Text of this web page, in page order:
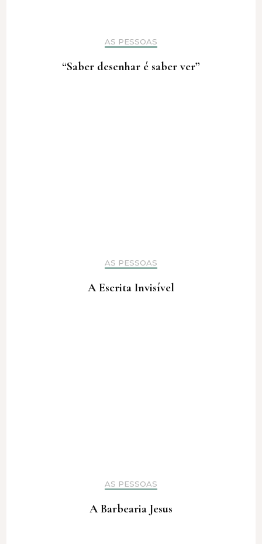
AS PESSOAS
“Saber desenhar é saber ver”
AS PESSOAS
A Escrita Invisível
AS PESSOAS
A Barbearia Jesus